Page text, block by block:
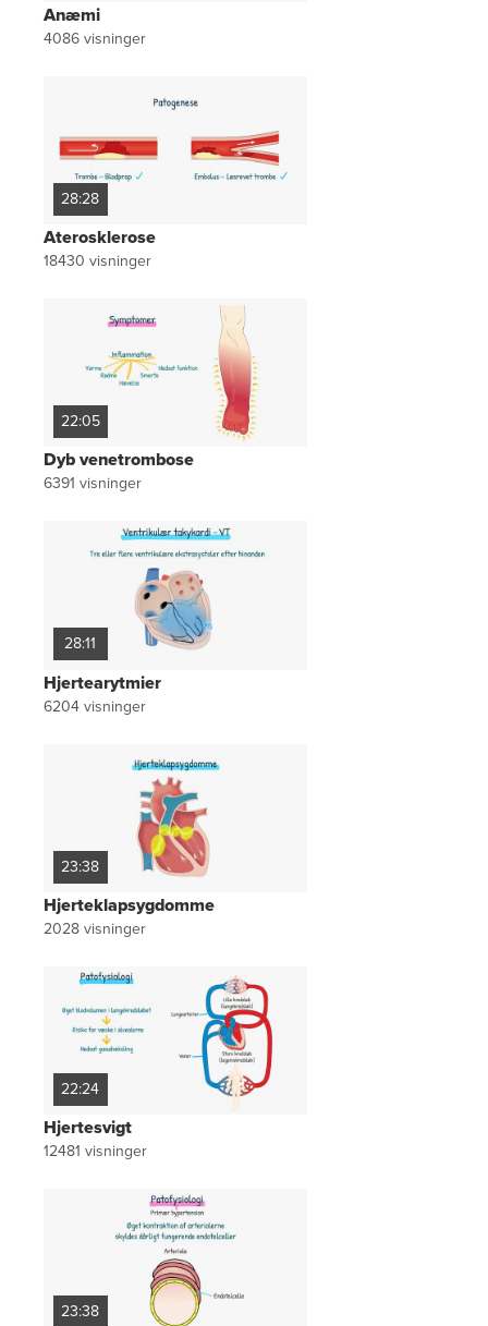
Anæmi
4086visninger
28:28
Aterosklerose
18430 visninger
22:05
Dyb venetrombose
6391 visninger
28:11
Hjertearytmier
6204visninger
23:38
Hjerteklapsygdomme
2028visninger
22:24
Hjertesvigt
12481 visninger
23:38